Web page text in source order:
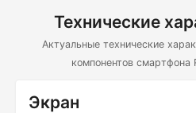
Технические
Актуальные технические
компонентов смартфона
Экран